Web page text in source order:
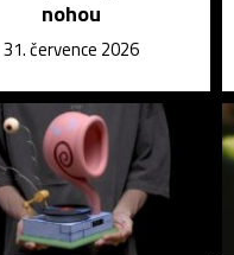
nohou
31. července 2026